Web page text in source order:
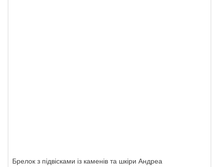
Брелок з підвісками із каменів та шкіри Андреа